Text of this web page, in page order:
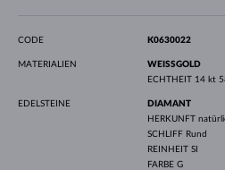
CODE K0630022
MATERIALIEN
WEISSGOLD
ECHTHEIT 14 kt
EDELSTEINE
DIAMANT
HERKUNFT
SCHLIFF Rund
REINHEIT SI
FARBE G